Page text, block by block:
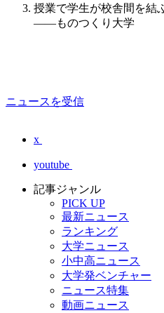
授業で学生が校舎間を結
――ものつくり大学
ニュースを受信
x
youtube
記事ジャンル
PICK UP
最新ニュース
ランキング
大学ニュース
小中高ニュース
大学発ベンチャー
ニュース特集
動画ニュース